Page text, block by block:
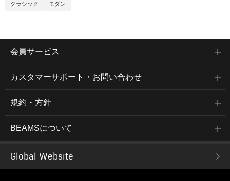
クラシック モダン
会員サービス
カスタマーサポート・お問い合わせ
規約・方針
BEAMSについて
Global Website